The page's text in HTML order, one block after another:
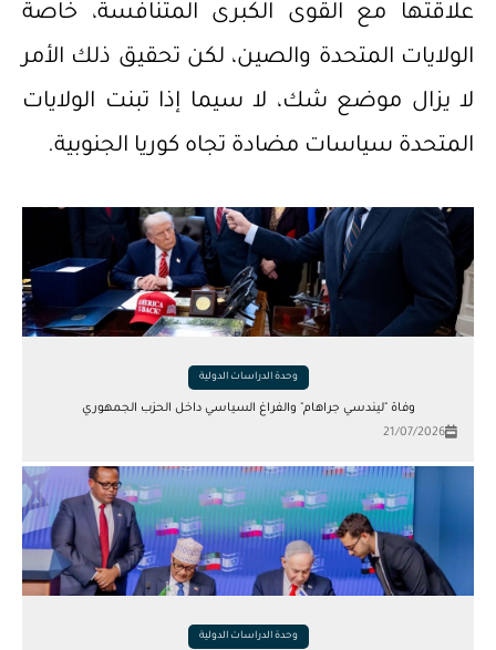
علاقتها مع القوى الكبرى المتنافسة، خاصةً
الولايات المتحدة والصين، لكن تحقيق ذلك الأمر
لا يزال موضع شك، لا سيما إذا تبنت الولايات
المتحدة سياسات مضادة تجاه كوريا الجنوبية.
وحدة الدراسات الدولية
وفاة "ليندسي جراهام" والفراغ السياسي داخل الحزب الجمهوري
21/07/2026
وحدة الدراسات الدولية